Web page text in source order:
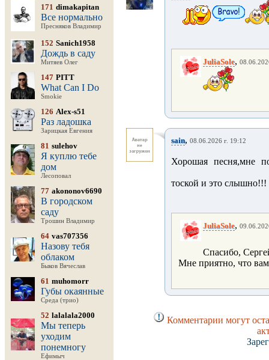
171 dimakapitan
Все нормально
Пресняков Владимир
152 Sanich1958
Дождь в саду
Митяев Олег
147 PITT
What Can I Do
Smokie
126 Alex-s51
Раз ладошка
Зарицкая Евгения
81 sulehov
Я куплю тебе
дом
Лесоповал
77 akononov6690
В городском
саду
Трошин Владимир
64 vas707356
Назову тебя
облаком
Быков Вячеслав
61 muhomorr
Губы окаянные
Среда (трио)
52 lalalala2000
Мы теперь
уходим
понемногу
Ефимыч
JuliaSole,
sain, 08.06.2026 г. 19:12
Хорошая песня,мне
тоской и это
JuliaSole,
Спасибо,
Мне приятно, что
Комментарии могут